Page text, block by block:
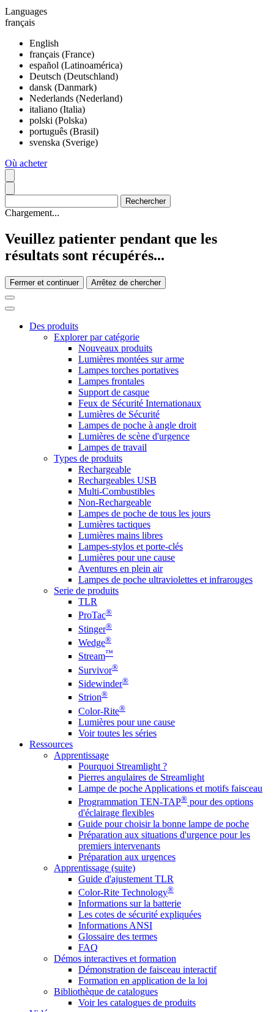
Languages
français
English
français (France)
español (Latinoamérica)
Deutsch (Deutschland)
dansk (Danmark)
Nederlands (Nederland)
italiano (Italia)
polski (Polska)
português (Brasil)
svenska (Sverige)
Où acheter
Chargement...
Veuillez patienter pendant que les
résultats sont récupérés...
Fermer et continuer Arrêtez de chercher
Des produits
Explorer par catégorie
Nouveaux produits
Lumières montées sur arme
Lampes torches portatives
Lampes frontales
Support de casque
Feux de Sécurité Internationaux
Lumières de Sécurité
Lampes de poche à angle droit
Lumières de scène d'urgence
Lampes de travail
Types de produits
Rechargeable
Rechargeables USB
Multi-Combustibles
Non-Rechargeable
Lampes de poche de tous les jours
Lumières tactiques
Lumières mains libres
Lampes-stylos et porte-clés
Lumières pour une cause
Aventures en plein air
Lampes de poche ultraviolettes et infrarouges
Serie de produits
TLR
ProTac®
Stinger®
Wedge®
Stream™
Survivor®
Sidewinder®
Strion®
Color-Rite®
Lumières pour une cause
Voir toutes les séries
Ressources
Apprentissage
Pourquoi Streamlight ?
Pierres angulaires de Streamlight
Lampe de poche Applications et motifs faisceau
Programmation TEN-TAP® pour des options
d'éclairage flexibles
Guide pour choisir la bonne lampe de poche
Préparation aux situations d'urgence pour les
premiers intervenants
Préparation aux urgences
Apprentissage (suite)
Guide d'ajustement TLR
Color-Rite Technology®
Informations sur la batterie
Les cotes de sécurité expliquées
Informations ANSI
Glossaire des termes
FAQ
Démos interactives et formation
Démonstration de faisceau interactif
Formation en application de la loi
Bibliothèque de catalogues
Voir les catalogues de produits